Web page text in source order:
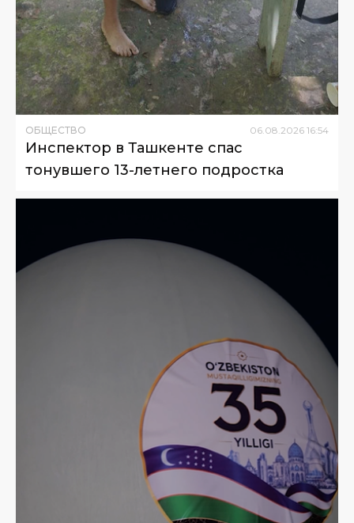
ОБЩЕСТВО 06.08.2026 16:54
Инспектор в Ташкенте спас
тонувшего 13-летнего подростка